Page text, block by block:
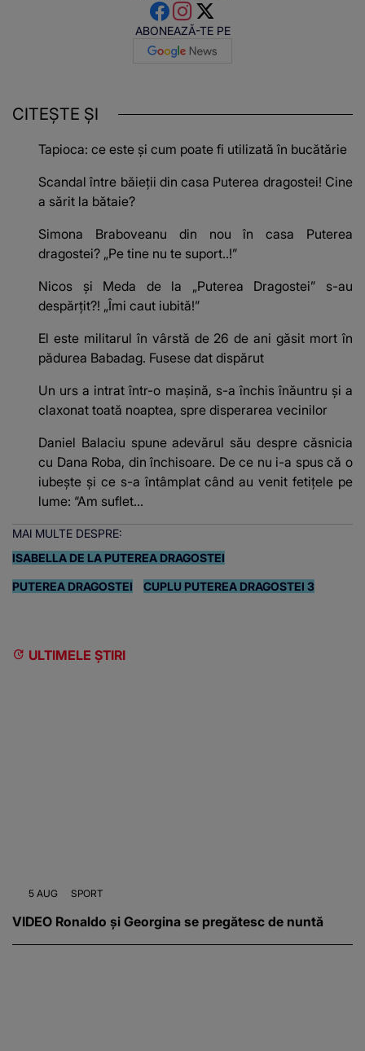
ABONEAZĂ-TE PE
CITEȘTE ȘI
Tapioca: ce este și cum poate fi utilizată în bucătărie
Scandal între băieții din casa Puterea dragostei! Cine
a sărit la bătaie?
Simona Braboveanu din nou în casa Puterea
dragostei? „Pe tine nu te suport..!”
Nicos și Meda de la „Puterea Dragostei” s-au
despărțit?! „Îmi caut iubită!”
El este militarul în vârstă de 26 de ani găsit mort în
pădurea Babadag. Fusese dat dispărut
Un urs a intrat într-o mașină, s-a închis înăuntru și a
claxonat toată noaptea, spre disperarea vecinilor
Daniel Balaciu spune adevărul său despre căsnicia
cu Dana Roba, din închisoare. De ce nu i-a spus că o
iubește și ce s-a întâmplat când au venit fetițele pe
lume: “Am suflet...
MAI MULTE DESPRE:
ISABELLA DE LA PUTEREA DRAGOSTEI
PUTEREA DRAGOSTEI CUPLU PUTEREA DRAGOSTEI 3
ULTIMELE ȘTIRI
5 AUG SPORT
VIDEO Ronaldo și Georgina se pregătesc de nuntă